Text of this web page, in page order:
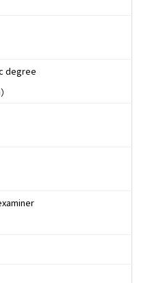
degree